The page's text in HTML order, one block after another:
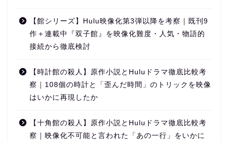
【館シリーズ】Hulu映像化第3弾以降を考察｜既刊9
作＋連載中『双子館』を映像化難度・人気・物語的
接続から徹底検討
【時計館の殺人】原作小説とHuluドラマ徹底比較考
察｜108個の時計と「歪んだ時間」のトリックを映像
はいかに再現したか
【十角館の殺人】原作小説とHuluドラマ徹底比較考
察｜映像化不可能と言われた「あの一行」をいかに